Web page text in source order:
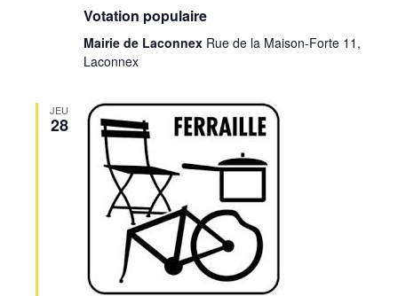
Votation populaire
Mairie de Laconnex Rue de la Maison-Forte 11,
Laconnex
JEU
28